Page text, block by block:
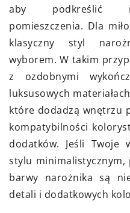
aby podkreślić
pomieszczenia. Dla
klasyczny styl
wyborem. W takim
z ozdobnymi
luksusowych
które dodadzą wnętrzu
kompatybilności
dodatków. Jeśli Twoje
stylu
barwy narożnika są
detali i dodatkowych